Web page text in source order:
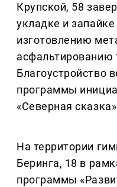
Крупской, 58
укладке и
изготовлению
асфальтированию
Благоустройство
программы
«Северная
На территории
Беринга, 18 в
программы